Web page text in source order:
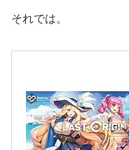
それでは。